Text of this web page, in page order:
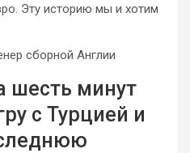
Эту историю мы и хотим
сборной Англии
шесть минут
с Турцией и